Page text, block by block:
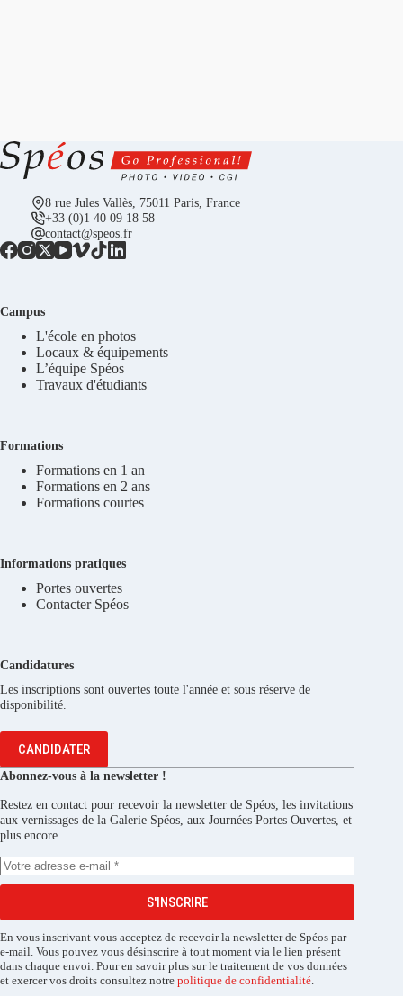
8 rue Jules Vallès, 75011 Paris, France
+33 (0)1 40 09 18 58
contact@speos.fr
Campus
L'école en photos
Locaux & équipements
L’équipe Spéos
Travaux d'étudiants
Formations
Formations en 1 an
Formations en 2 ans
Formations courtes
Informations pratiques
Portes ouvertes
Contacter Spéos
Candidatures
Les inscriptions sont ouvertes toute l'année et sous réserve de
disponibilité.
CANDIDATER
Abonnez-vous à la newsletter !
Restez en contact pour recevoir la newsletter de Spéos, les invitations
aux vernissages de la Galerie Spéos, aux Journées Portes Ouvertes, et
plus encore.
S'INSCRIRE
En vous inscrivant vous acceptez de recevoir la newsletter de Spéos par
e-mail. Vous pouvez vous désinscrire à tout moment via le lien présent
dans chaque envoi. Pour en savoir plus sur le traitement de vos données
et exercer vos droits consultez notre politique de confidentialité.